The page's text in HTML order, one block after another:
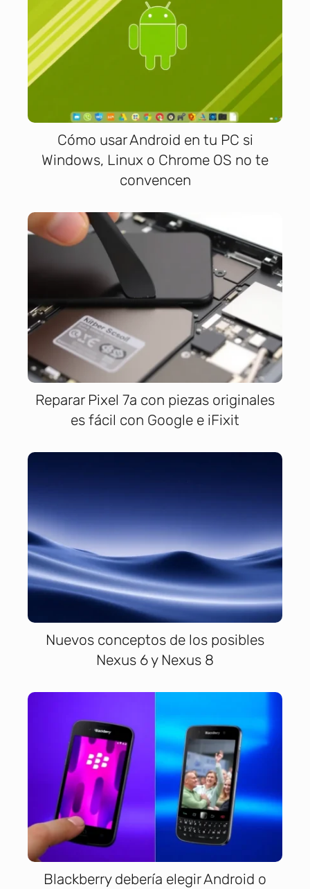
Cómo usar Android en tu PC si
Windows, Linux o Chrome OS no te
convencen
Reparar Pixel 7a con piezas originales
es fácil con Google e iFixit
Nuevos conceptos de los posibles
Nexus 6 y Nexus 8
Blackberry debería elegir Android o